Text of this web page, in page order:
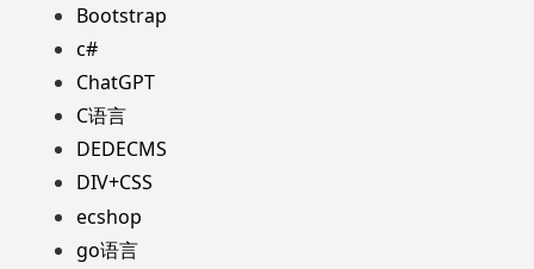
Bootstrap
c#
ChatGPT
C语言
DEDECMS
DIV+CSS
ecshop
go语言